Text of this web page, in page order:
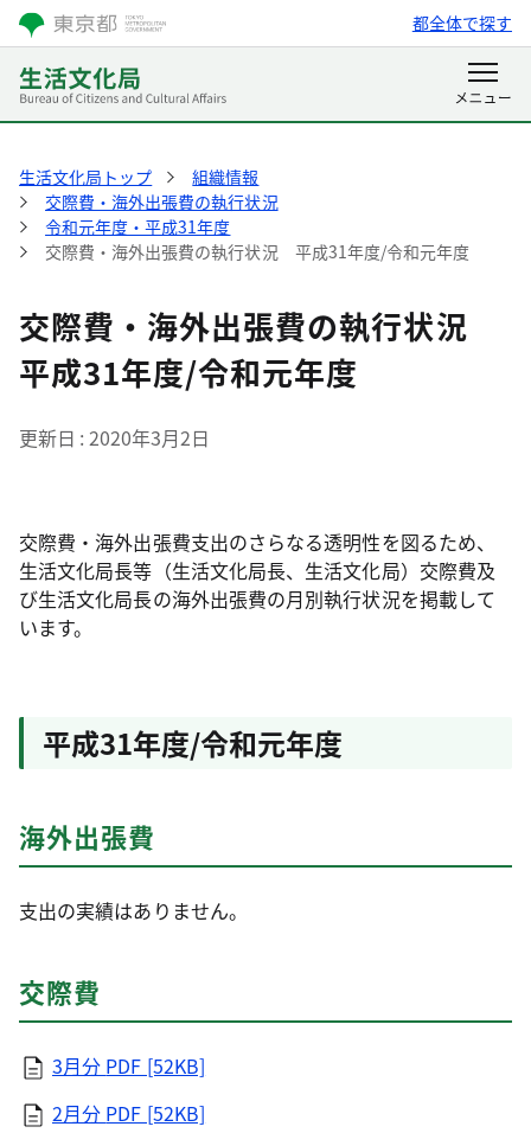
都全体で探す
生活文化局トップ
組織情報
交際費・海外出張費の執行状況
令和元年度・平成31年度
交際費・海外出張費の執行状況 平成31年度/令和元年度
交際費・海外出張費の執行状況
平成31年度/令和元年度
更新日 2020年3月2日
交際費・海外出張費支出のさらなる透明性を図るため、
生活文化局長等（生活文化局長、生活文化局）交際費及
び生活文化局長の海外出張費の月別執行状況を掲載して
います。
平成31年度/令和元年度
海外出張費
支出の実績はありません。
交際費
3月分 PDF [52KB]
2月分 PDF [52KB]